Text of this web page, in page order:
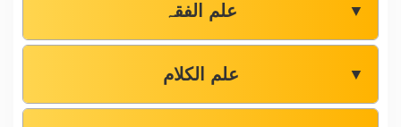
علم الفقہ ▼
علم الکلام ▼